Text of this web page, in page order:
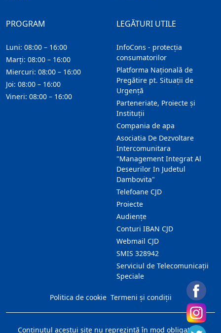
LEGĂTURI UTILE
InfoCons - protecția
consumatorilor
Platforma Națională de
Pregătire pt. Situații de
Urgență
Parteneriate, Proiecte și
Instituții
Compania de apa
Asociatia De Dezvoltare
Intercomunitara
"Management Integrat Al
Deseurilor In Judetul
Dambovita"
Telefoane CJD
Proiecte
Audienţe
Conturi IBAN CJD
Webmail CJD
SMIS 328942
Serviciul de Telecomunicații
Speciale
PROGRAM
Luni: 08:00 – 16:00
Marți: 08:00 – 16:00
Miercuri: 08:00 – 16:00
Joi: 08:00 – 16:00
Vineri: 08:00 – 16:00
Politica de cookie Termeni și condiții
Conţinutul acestui site nu reprezintă în mod obligatoriu